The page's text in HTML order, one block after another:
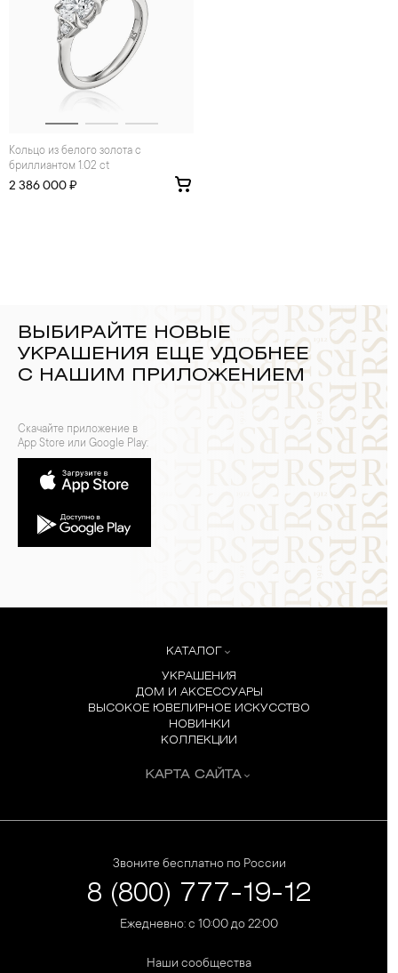
Кольцо из белого золота с
бриллиантом 1.02 ct
2 386 000 ₽
ВЫБИРАЙТЕ НОВЫЕ
УКРАШЕНИЯ ЕЩЕ УДОБНЕЕ
С НАШИМ ПРИЛОЖЕНИЕМ
Скачайте приложение в
App Store или Google Play:
КАТАЛОГ
УКРАШЕНИЯ
ДОМ И АКСЕССУАРЫ
ВЫСОКОЕ ЮВЕЛИРНОЕ ИСКУССТВО
НОВИНКИ
КОЛЛЕКЦИИ
КАРТА САЙТА
Звоните бесплатно по России
8 (800) 777-19-12
Ежедневно: с 10:00 до 22:00
Наши сообщества